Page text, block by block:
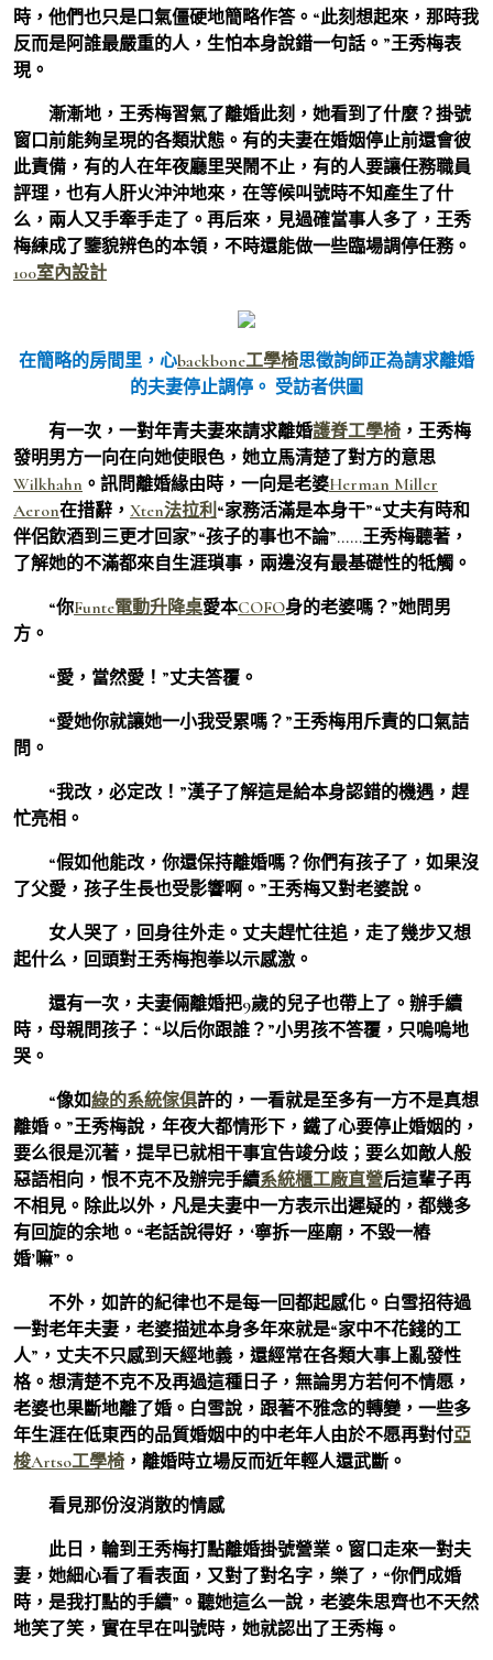
時，他們也只是口氣僵硬地簡略作答。“此刻想起來，那時我
反而是阿誰最嚴重的人，生怕本身說錯一句話。”王秀梅表
現。
漸漸地，王秀梅習氣了離婚此刻，她看到了什麼？掛號
窗口前能夠呈現的各類狀態。有的夫妻在婚姻停止前還會彼
此責備，有的人在年夜廳里哭鬧不止，有的人要讓任務職員
評理，也有人肝火沖沖地來，在等候叫號時不知產生了什
么，兩人又手牽手走了。再后來，見過確當事人多了，王秀
梅練成了鑒貌辨色的本領，不時還能做一些臨場調停任務。
100室內設計
在簡略的房間里，心backbone工學椅思徵詢師正為請求離婚
的夫妻停止調停。 受訪者供圖
有一次，一對年青夫妻來請求離婚護脊工學椅 ，王秀梅
發明男方一向在向她使眼色，她立馬清楚了對方的意思
Wilkhahn 。訊問離婚緣由時，一向是老婆Herman Miller
Aeron在措辭， Xten法拉利 “家務活滿是本身干”“丈夫有時和
伴侶飲酒到三更才回家”“孩子的事也不論”……王秀梅聽著，
了解她的不滿都來自生涯瑣事，兩邊沒有最基礎性的牴觸。
“你Funte電動升降桌愛本COFO身的老婆嗎？”她問男
方。
“愛，當然愛！”丈夫答覆。
“愛她你就讓她一小我受累嗎？”王秀梅用斥責的口氣詰
問。
“我改，必定改！”漢子了解這是給本身認錯的機遇，趕
忙亮相。
“假如他能改，你還保持離婚嗎？你們有孩子了，如果沒
了父愛，孩子生長也受影響啊。”王秀梅又對老婆說。
女人哭了，回身往外走。丈夫趕忙往追，走了幾步又想
起什么，回頭對王秀梅抱拳以示感激。
還有一次，夫妻倆離婚把9歲的兒子也帶上了。辦手續
時，母親問孩子：“以后你跟誰？”小男孩不答覆，只嗚嗚地
哭。
“像如綠的系統傢俱許的，一看就是至多有一方不是真想
離婚。”王秀梅說，年夜大都情形下，鐵了心要停止婚姻的，
要么很是沉著，提早已就相干事宜告竣分歧；要么如敵人般
惡語相向，恨不克不及辦完手續系統櫃工廠直營后這輩子再
不相見。除此以外，凡是夫妻中一方表示出遲疑的，都幾多
有回旋的余地。“老話說得好，‘寧拆一座廟，不毀一樁
婚’嘛”。
不外，如許的紀律也不是每一回都起感化。白雪招待過
一對老年夫妻，老婆描述本身多年來就是“家中不花錢的工
人”，丈夫不只感到天經地義，還經常在各類大事上亂發性
格。想清楚不克不及再過這種日子，無論男方若何不情愿，
老婆也果斷地離了婚。白雪說，跟著不雅念的轉變，一些多
年生涯在低東西的品質婚姻中的中老年人由於不愿再對付亞
梭Artso工學椅 ，離婚時立場反而近年輕人還武斷。
看見那份沒消散的情感
此日，輪到王秀梅打點離婚掛號營業。窗口走來一對夫
妻，她細心看了看表面，又對了對名字，樂了，“你們成婚
時，是我打點的手續”。聽她這么一說，老婆朱思齊也不天然
地笑了笑，實在早在叫號時，她就認出了王秀梅。